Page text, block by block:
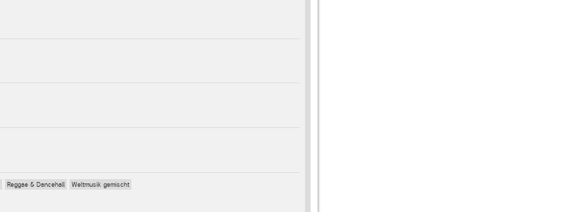
Reggae & Dancehall Weltmusik gemischt